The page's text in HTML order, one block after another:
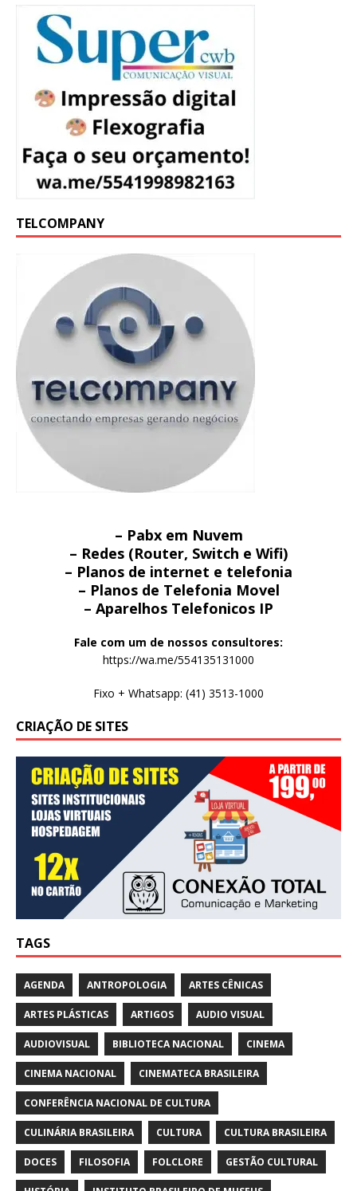
TELCOMPANY
– Pabx em Nuvem
– Redes (Router, Switch e Wifi)
– Planos de internet e telefonia
– Planos de Telefonia Movel
– Aparelhos Telefonicos IP
Fale com um de nossos consultores:
https://wa.me/554135131000
Fixo + Whatsapp: (41) 3513-1000
CRIAÇÃO DE SITES
TAGS
AGENDA ANTROPOLOGIA ARTES CÊNICAS
ARTES PLÁSTICAS ARTIGOS AUDIO VISUAL
AUDIOVISUAL BIBLIOTECA NACIONAL CINEMA
CINEMA NACIONAL CINEMATECA BRASILEIRA
CONFERÊNCIA NACIONAL DE CULTURA
CULINÁRIA BRASILEIRA CULTURA CULTURA BRASILEIRA
DOCES FILOSOFIA FOLCLORE GESTÃO CULTURAL